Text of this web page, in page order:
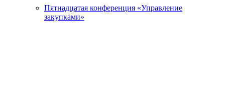
Пятнадцатая конференция «Управление
закупками»